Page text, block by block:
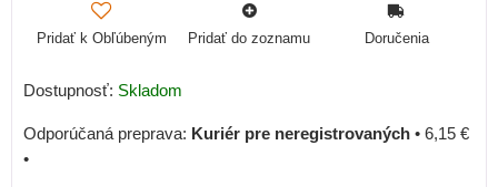
Pridať k Obľúbeným Pridať do zoznamu Doručenia
Dostupnosť: Skladom
Kuriér pre neregistrovaných • 6,15 €
•